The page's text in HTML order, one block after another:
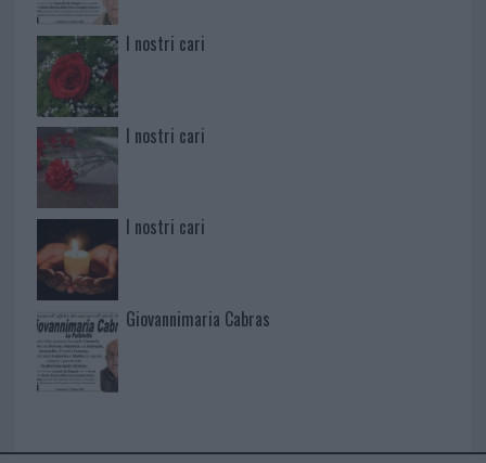
I nostri cari
I nostri cari
I nostri cari
Giovannimaria Cabras